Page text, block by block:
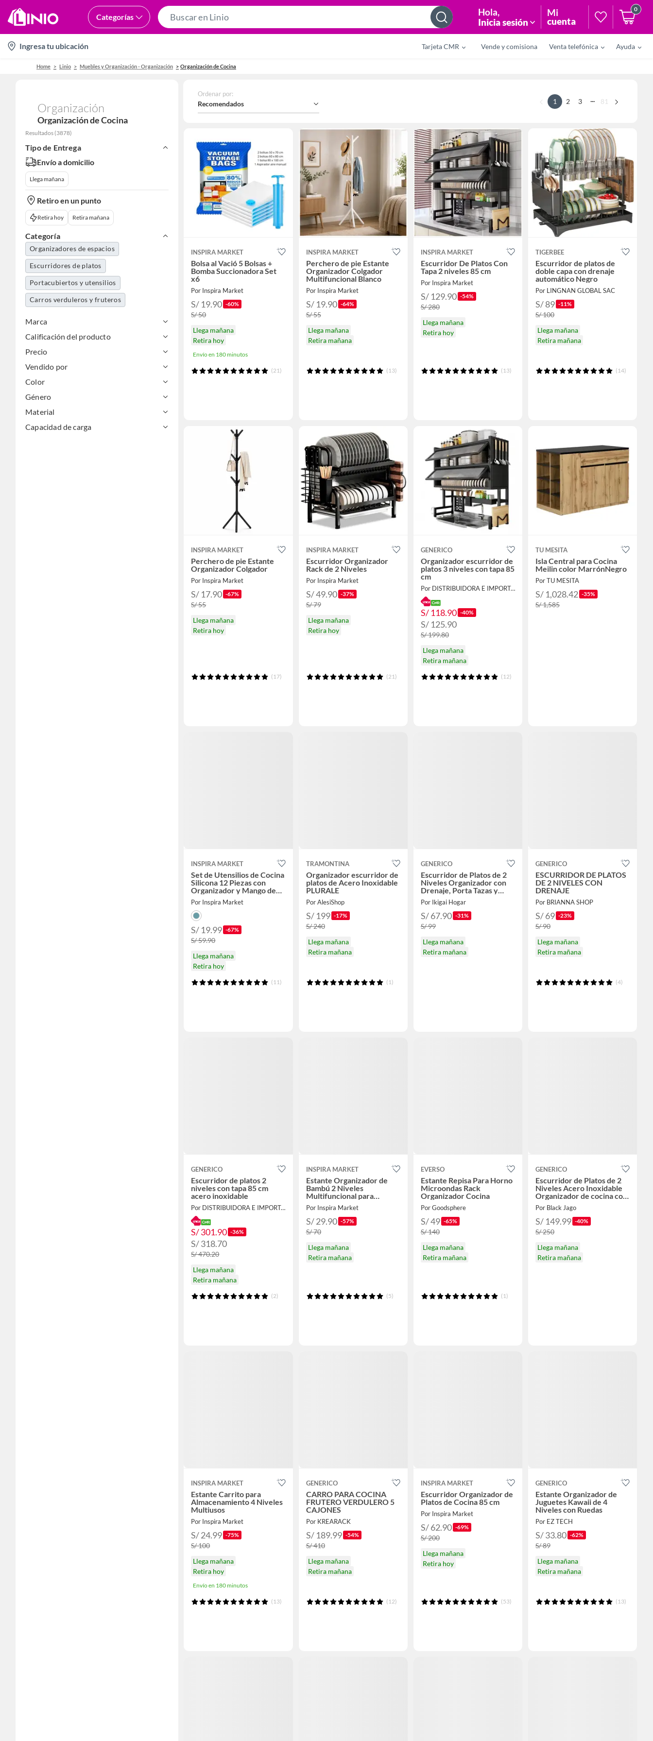
Categorías
Bar
Hola,
Inicia sesión
Mi
cuenta
0
location-
icon
Ingresa tu ubicación Tarjeta CMR Vende y comisiona Venta telefónica Ayuda
Home Linio Muebles y Organización - Organización Organización de Cocina
Organización
Organización de Cocina
Resultados (3878)
Tipo de Entrega
Envío a domicilio
Llega mañana
Retiro en un punto
Retira hoy Retira mañana
Categoría
Organizadores de espacios
Escurridores de platos
Portacubiertos y utensilios
Carros verduleros y fruteros
Marca
Calificación del producto
Precio
Vendido por
Color
Género
Material
Capacidad de carga
Ordenar por:
Recomendados 1 2 3 ... 81
INSPIRA MARKET
Bolsa al Vació 5 Bolsas +
Bomba Succionadora Set
x6
Por Inspira Market
S/ 19.90 -60%
S/ 50
Llega mañana
Retira hoy
Envío en 180 minutos
(21)
INSPIRA MARKET
Perchero de pie Estante
Organizador Colgador
Multifuncional Blanco
Por Inspira Market
S/ 19.90 -64%
S/ 55
Llega mañana
Retira mañana
(13)
INSPIRA MARKET
Escurridor De Platos Con
Tapa 2 niveles 85 cm
Por Inspira Market
S/ 129.90 -54%
S/ 280
Llega mañana
Retira hoy
(13)
TIGERBEE
Escurridor de platos de
doble capa con drenaje
automático Negro
Por LINGNAN GLOBAL SAC
S/ 89 -11%
S/ 100
Llega mañana
Retira mañana
(14)
INSPIRA MARKET
Perchero de pie Estante
Organizador Colgador
Por Inspira Market
S/ 17.90 -67%
S/ 55
Llega mañana
Retira hoy
(17)
INSPIRA MARKET
Escurridor Organizador
Rack de 2 Niveles
Por Inspira Market
S/ 49.90 -37%
S/ 79
Llega mañana
Retira hoy
(21)
GENERICO
Organizador escurridor de
platos 3 niveles con tapa 85
cm
Por DISTRIBUIDORA E IMPORTADORA
S/ 118.90 -40%
S/ 125.90
S/ 199.80
Llega mañana
Retira mañana
(12)
TU MESITA
Isla Central para Cocina
Meilin color MarrónNegro
Por TU MESITA
S/ 1,028.42 -35%
S/ 1,585
INSPIRA MARKET
Set de Utensilios de Cocina
Silicona 12 Piezas con
Organizador y Mango de
Madera Resistente al Calor
Por Inspira Market
S/ 19.99 -67%
S/ 59.90
Llega mañana
Retira hoy
(11)
TRAMONTINA
Organizador escurridor de
platos de Acero Inoxidable
PLURALE
Por AlesiShop
S/ 199 -17%
S/ 240
Llega mañana
Retira mañana
(1)
GENERICO
Escurridor de Platos de 2
Niveles Organizador con
Drenaje, Porta Tazas y
Porta Cubiertos - Negro
Por Ikigai Hogar
S/ 67.90 -31%
S/ 99
Llega mañana
Retira mañana
GENERICO
ESCURRIDOR DE PLATOS
DE 2 NIVELES CON
DRENAJE
Por BRIANNA SHOP
S/ 69 -23%
S/ 90
Llega mañana
Retira mañana
(4)
GENERICO
Escurridor de platos 2
niveles con tapa 85 cm
acero inoxidable
Por DISTRIBUIDORA E IMPORTADORA
S/ 301.90 -36%
S/ 318.70
S/ 470.20
Llega mañana
Retira mañana
(2)
INSPIRA MARKET
Estante Organizador de
Bambú 2 Niveles
Multifuncional para
Cocina, Baño y Escritorio
Por Inspira Market
S/ 29.90 -57%
S/ 70
Llega mañana
Retira mañana
(5)
EVERSO
Estante Repisa Para Horno
Microondas Rack
Organizador Cocina
Por Goodsphere
S/ 49 -65%
S/ 140
Llega mañana
Retira mañana
(1)
GENERICO
Escurridor de Platos de 2
Niveles Acero Inoxidable
Organizador de cocina con
Porta Cubiertos
Por Black Jago
S/ 149.99 -40%
S/ 250
Llega mañana
Retira mañana
INSPIRA MARKET
Estante Carrito para
Almacenamiento 4 Niveles
Multiusos
Por Inspira Market
S/ 24.99 -75%
S/ 100
Llega mañana
Retira hoy
Envío en 180 minutos
(13)
GENERICO
CARRO PARA COCINA
FRUTERO VERDULERO 5
CAJONES
Por KREARACK
S/ 189.99 -54%
S/ 410
Llega mañana
Retira mañana
(12)
INSPIRA MARKET
Escurridor Organizador de
Platos de Cocina 85 cm
Por Inspira Market
S/ 62.90 -69%
S/ 200
Llega mañana
Retira hoy
(53)
GENERICO
Estante Organizador de
Juguetes Kawaii de 4
Niveles con Ruedas
Por EZ TECH
S/ 33.80 -62%
S/ 89
Llega mañana
Retira mañana
(13)